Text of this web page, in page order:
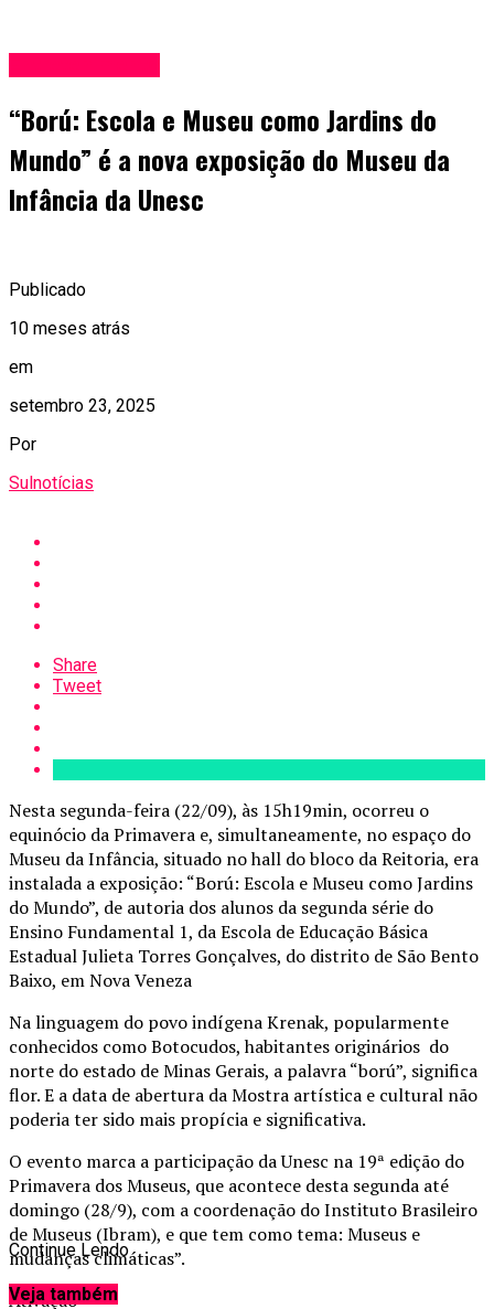
“Ború: Escola e Museu como Jardins do
Mundo” é a nova exposição do Museu da
Infância da Unesc
Publicado
10 meses atrás
em
setembro 23, 2025
Por
Sulnotícias
Share
Tweet
Nesta segunda-feira (22/09), às 15h19min, ocorreu o
equinócio da Primavera e, simultaneamente, no espaço do
Museu da Infância, situado no hall do bloco da Reitoria, era
instalada a exposição: “Ború: Escola e Museu como Jardins
do Mundo”, de autoria dos alunos da segunda série do
Ensino Fundamental 1, da Escola de Educação Básica
Estadual Julieta Torres Gonçalves, do distrito de São Bento
Baixo, em Nova Veneza
Na linguagem do povo indígena Krenak, popularmente
conhecidos como Botocudos, habitantes originários do
norte do estado de Minas Gerais, a palavra “ború”, significa
flor. E a data de abertura da Mostra artística e cultural não
poderia ter sido mais propícia e significativa.
O evento marca a participação da Unesc na 19ª edição do
Primavera dos Museus, que acontece desta segunda até
domingo (28/9), com a coordenação do Instituto Brasileiro
de Museus (Ibram), e que tem como tema: Museus e
mudanças climáticas”.
Ativação
Continue Lendo
Veja também